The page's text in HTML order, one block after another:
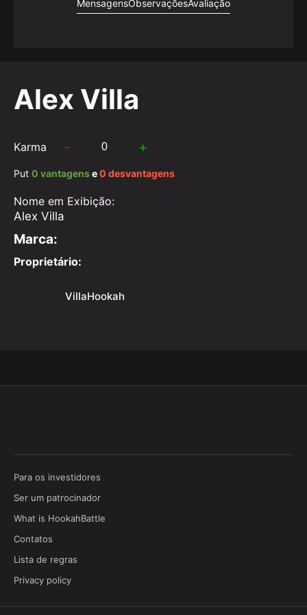
MensagensObservaçõesAvaliação
Alex Villa
Karma - +
Put 0 vantagense0 desvantagens
Nome em Exibição:
Alex Villa
Marca:
Proprietário:
VillaHookah
Para os investidores
Ser um patrocinador
What is HookahBattle
Contatos
Lista de regras
Privacy policy